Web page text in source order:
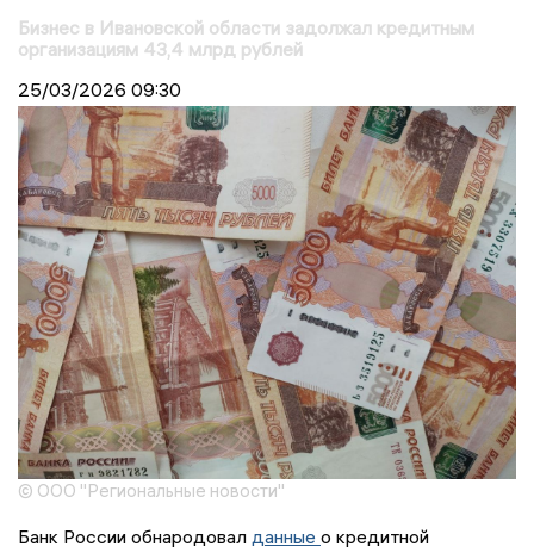
Бизнес в Ивановской области задолжал кредитным
организациям 43,4 млрд рублей
25/03/2026 09:30
© ООО "Региональные новости"
Банк России обнародовал данные о кредитной